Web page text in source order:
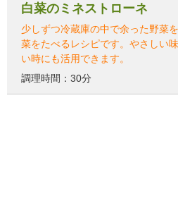
白菜のミネストローネ
少しずつ冷蔵庫の中で余った野菜
菜をたべるレシピです。やさしい
い時にも活用できます。
調理時間：30分